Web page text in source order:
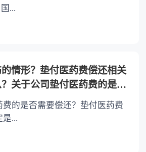
...
情形？垫付医药费偿还相关
关于公司垫付医药费的是否
费的是否需要偿还？垫付医药费
...